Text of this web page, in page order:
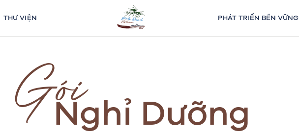
THƯ VIỆN PHÁT TRIỂN BỀN VỮNG
GóiNghỉ Dưỡng